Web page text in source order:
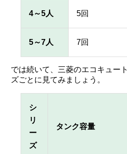
4～5人 5回
5～7人 7回
では続いて、三菱のエコキュー
ズごとに見てみましょう。
シ
リ
ー
ズ
タンク容量